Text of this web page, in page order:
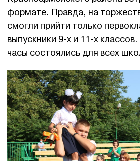
формате. Правда, на
смогли прийти только
выпускники 9-х и 11-х
часы состоялись для всех